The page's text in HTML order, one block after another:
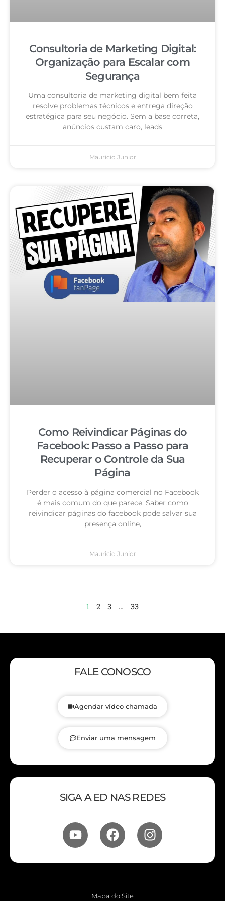
Consultoria de Marketing Digital:
Organização para Escalar com
Segurança
Uma consultoria de marketing digital bem feita
resolve problemas técnicos e entrega direção
estratégica para seu negócio. Sem a base correta,
anúncios custam caro, leads
Mauricio Junior
Como Reivindicar Páginas do
Facebook: Passo a Passo para
Recuperar o Controle da Sua
Página
Perder o acesso à página comercial no Facebook
é mais comum do que parece. Saber como
reivindicar páginas do facebook pode salvar sua
presença online,
Mauricio Junior
1 2 3 … 33
FALE CONOSCO
Agendar vídeo chamada
Enviar uma mensagem
SIGA A ED NAS REDES
Mapa do Site